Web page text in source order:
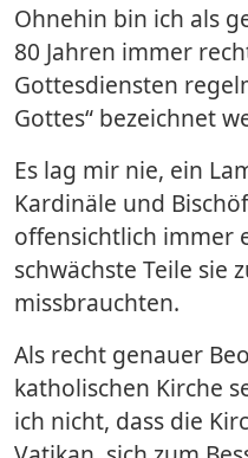
Ohnehin bin ich als
80 Jahren immer
Gottesdiensten
Gottes“ bezeichnet
Es lag mir nie, ein
Kardinäle und
offensichtlich immer
schwächste Teile sie
missbrauchten.
Als recht genauer
katholischen Kirche
ich nicht, dass die